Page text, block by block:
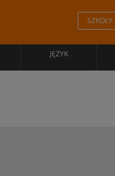
SZKOŁY
JĘZYK